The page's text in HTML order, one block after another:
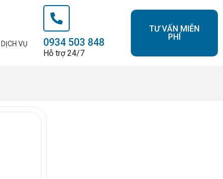
DỊCH VỤ 0934 503 848
Hỗ trợ 24/7
TƯ VẤN MIỄN
PHÍ